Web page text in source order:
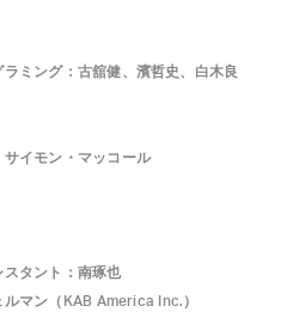
ミング：古舘健、濱哲史、白木良
イモン・マッコール
タント：南琢也
マン（ KAB America Inc. ）